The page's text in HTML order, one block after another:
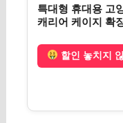
특대형 휴대용 고
캐리어 케이지 확
할인 놓치지 않